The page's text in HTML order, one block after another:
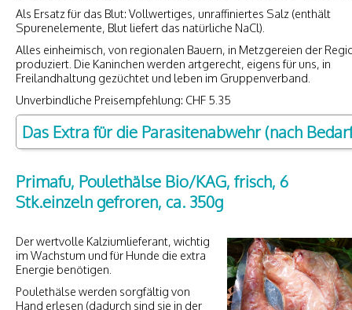
Als Ersatz für das Blut: Vollwertiges, unraffiniertes Salz (enthält
Spurenelemente, Blut liefert das natürliche NaCl).
Alles einheimisch, von regionalen Bauern, in Metzgereien der
produziert. Die Kaninchen werden artgerecht, eigens für uns, in
Freilandhaltung gezüchtet und leben im Gruppenverband.
Unverbindliche Preisempfehlung: CHF 5.35
Das Extra für die Parasitenabwehr (nach
Primafu, Poulethälse Bio/KAG, frisch, 6
Stk.einzeln gefroren, ca. 350g
Der wertvolle Kalziumlieferant, wichtig
im Wachstum und für Hunde die extra
Energie benötigen.
Poulethälse werden sorgfältig von
Hand erlesen (dadurch sind sie in der